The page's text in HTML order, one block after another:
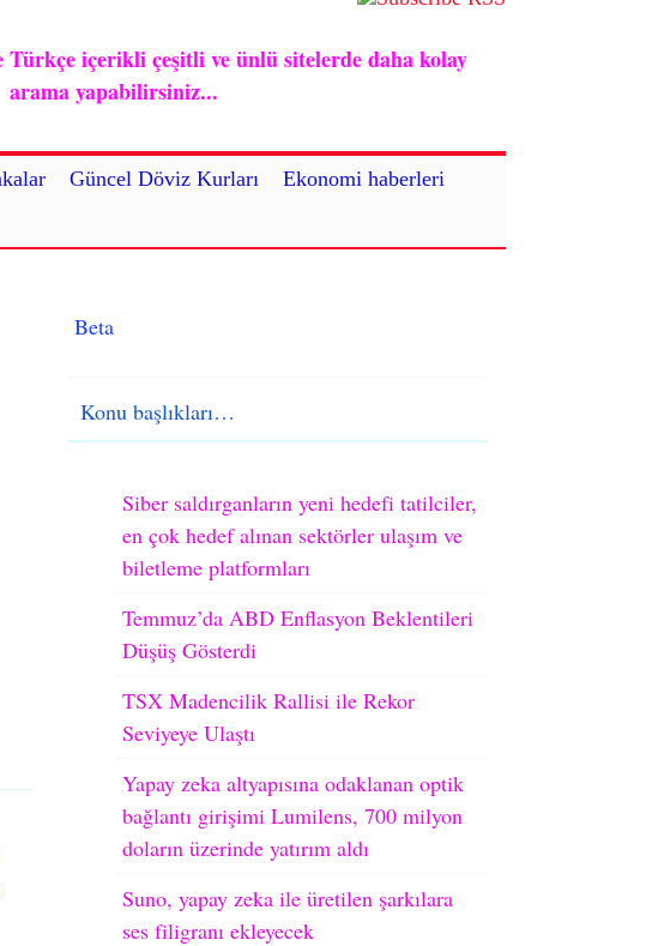
Güncel Döviz Kurları
Ekonomi haberleri
içerikli çeşitli ve ünlü sitelerde daha kolay
arama yapabilirsiniz...
Beta
Konu başlıkları…
Siber saldırganların yeni hedefi tatilciler,
en çok hedef alınan sektörler ulaşım ve
biletleme platformları
Temmuz’da ABD Enflasyon Beklentileri
Düşüş Gösterdi
TSX Madencilik Rallisi ile Rekor
Seviyeye Ulaştı
Yapay zeka altyapısına odaklanan optik
bağlantı girişimi Lumilens, 700 milyon
doların üzerinde yatırım aldı
Suno, yapay zeka ile üretilen şarkılara
ses filigranı ekleyecek